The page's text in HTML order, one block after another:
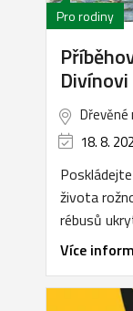
Pro rodiny
Divínovi
18. 8.
života
rébusů
Více